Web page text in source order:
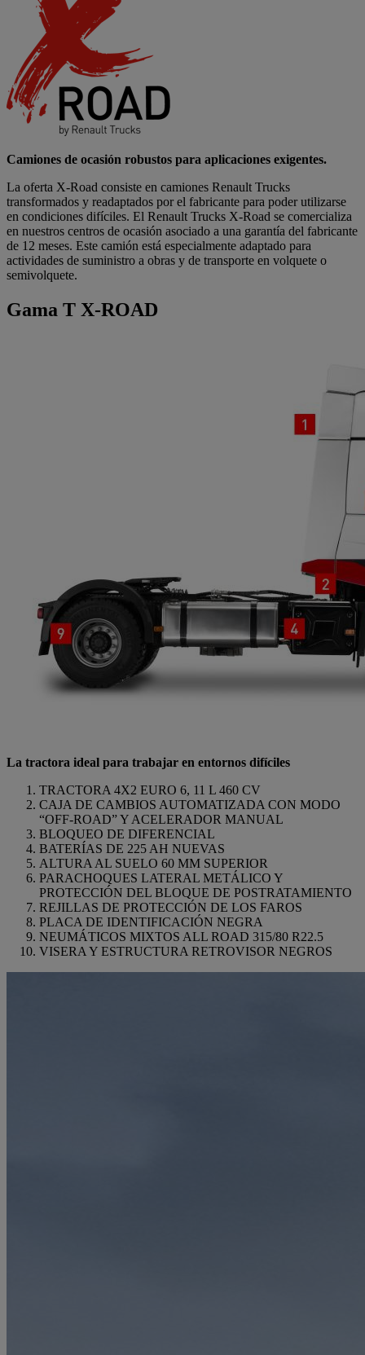
Camiones de ocasión robustos para aplicaciones exigentes.
La oferta X-Road consiste en camiones Renault Trucks
transformados y readaptados por el fabricante para poder utilizarse
en condiciones difíciles. El Renault Trucks X-Road se comercializa
en nuestros centros de ocasión asociado a una garantía del fabricante
de 12 meses. Este camión está especialmente adaptado para
actividades de suministro a obras y de transporte en volquete o
semivolquete.
Gama T X-ROAD
La tractora ideal para trabajar en entornos difíciles
TRACTORA 4X2 EURO 6, 11 L 460 CV
CAJA DE CAMBIOS AUTOMATIZADA CON MODO
“OFF-ROAD” Y ACELERADOR MANUAL
BLOQUEO DE DIFERENCIAL
BATERÍAS DE 225 AH NUEVAS
ALTURA AL SUELO 60 MM SUPERIOR
PARACHOQUES LATERAL METÁLICO Y
PROTECCIÓN DEL BLOQUE DE POSTRATAMIENTO
REJILLAS DE PROTECCIÓN DE LOS FAROS
PLACA DE IDENTIFICACIÓN NEGRA
NEUMÁTICOS MIXTOS ALL ROAD 315/80 R22.5
VISERA Y ESTRUCTURA RETROVISOR NEGROS